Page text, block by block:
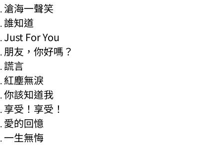
滄海一聲笑
誰知道
Just For You
朋友，你好嗎？
謊言
紅塵無淚
你該知道我
享受！享受！
愛的回憶
一生無悔